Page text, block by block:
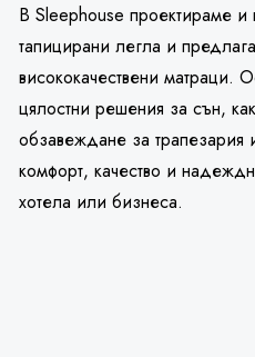
В Sleephouse проектираме
тапицирани легла и
висококачествени матраци.
цялостни решения за сън,
обзавеждане за трапезария
комфорт, качество и
хотела или бизнеса.